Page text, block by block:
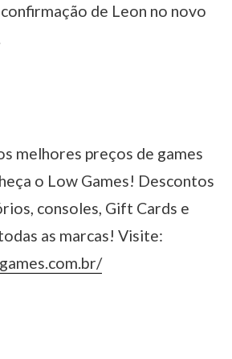
de Leon no novo
melhores preços de games
o Low Games! Descontos
consoles, Gift Cards e
as marcas! Visite: